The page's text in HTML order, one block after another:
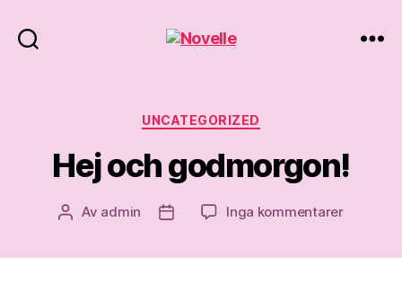
Kategorier
UNCATEGORIZED
Hej och godmorgon!
Inläggsförfattare
Av admin InläggsdatumInga kommentarertill